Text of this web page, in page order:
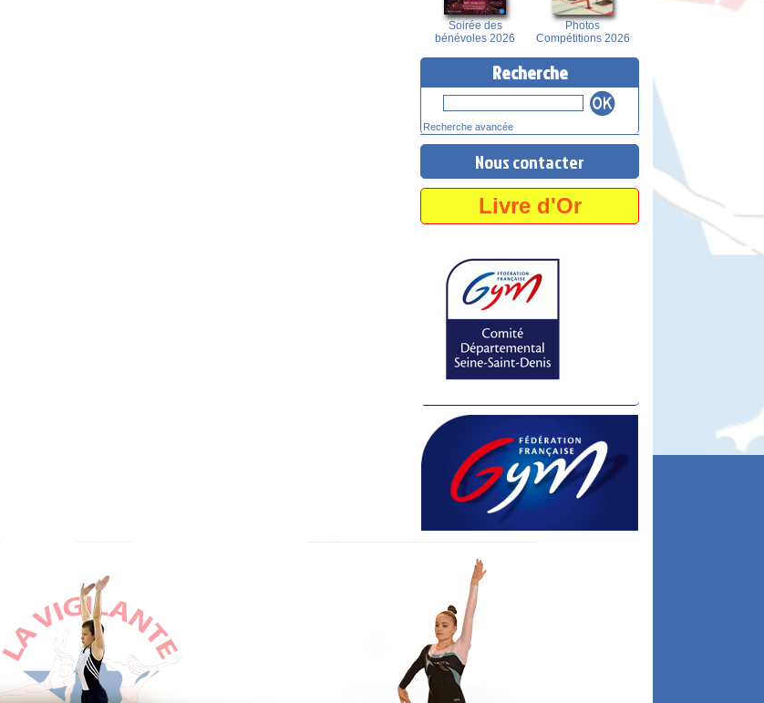
Soirée des
bénévoles 2026
Photos
Compétitions 2026
Recherche
Recherche avancée
Nous contacter
Livre d'Or